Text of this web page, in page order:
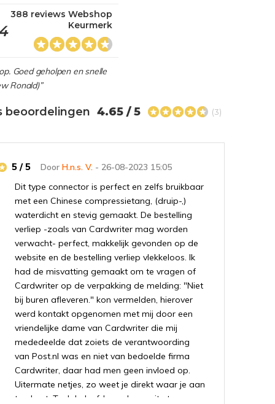
388 reviews Webshop
Keurmerk
Goed geholpen en snelle
Ronald)”
beoordelingen 4.65 / 5 (3)
DoorH.n.s. V. - 26-08-2023 15:05
5 / 5
Dit type connector is perfect en zelfs bruikbaar
met een Chinese compressietang, (druip-,)
waterdicht en stevig gemaakt. De bestelling
verliep -zoals van Cardwriter mag worden
verwacht- perfect, makkelijk gevonden op de
website en de bestelling verliep vlekkeloos. Ik
had de misvatting gemaakt om te vragen of
Cardwriter op de verpakking de melding: "Niet
bij buren afleveren." kon vermelden, hierover
werd kontakt opgenomen met mij door een
vriendelijke dame van Cardwriter die mij
mededeelde dat zoiets de verantwoording
van Post.nl was en niet van bedoelde firma
Cardwriter, daar had men geen invloed op.
Uitermate netjes, zo weet je direkt waar je aan
toe bent. Toch beleefd om de moeite te nemen